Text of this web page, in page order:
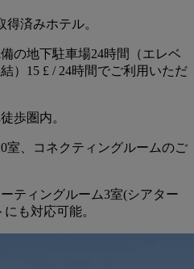
済みホテル。
の地下駐車場24時間（エレベ
）15 £ / 24時間でご利用いただ
歩圏内。
室、コネクティングルームのご
ティングルーム3室(シアター
も対応可能。